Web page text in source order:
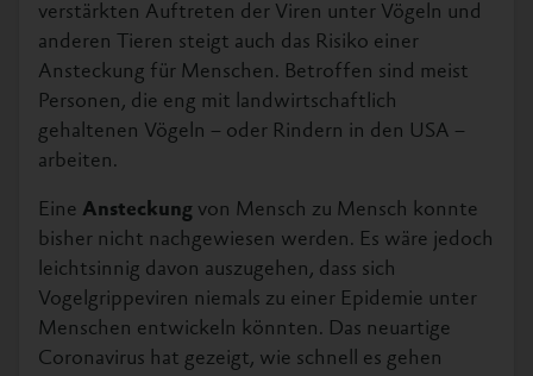
verstärkten Auftreten der Viren unter Vögeln und
anderen Tieren steigt auch das Risiko einer
Ansteckung für Menschen. Betroffen sind meist
Personen, die eng mit landwirtschaftlich
gehaltenen Vögeln – oder Rindern in den USA –
arbeiten.
Eine Ansteckung von Mensch zu Mensch konnte
bisher nicht nachgewiesen werden. Es wäre jedoch
leichtsinnig davon auszugehen, dass sich
Vogelgrippeviren niemals zu einer Epidemie unter
Menschen entwickeln könnten. Das neuartige
Coronavirus hat gezeigt, wie schnell es gehen